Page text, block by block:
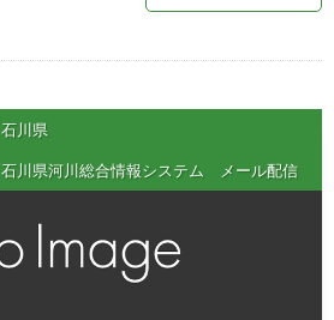
石川県
石川県河川総合情報システム メール配信